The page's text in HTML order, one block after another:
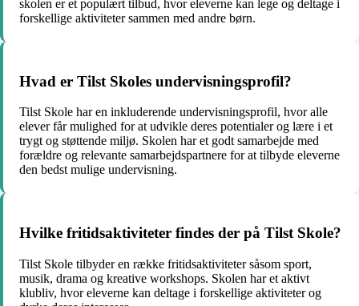
skolen er et populært tilbud, hvor eleverne kan lege og deltage i
forskellige aktiviteter sammen med andre børn.
Hvad er Tilst Skoles undervisningsprofil?
Tilst Skole har en inkluderende undervisningsprofil, hvor alle
elever får mulighed for at udvikle deres potentialer og lære i et
trygt og støttende miljø. Skolen har et godt samarbejde med
forældre og relevante samarbejdspartnere for at tilbyde eleverne
den bedst mulige undervisning.
Hvilke fritidsaktiviteter findes der på Tilst Skole?
Tilst Skole tilbyder en række fritidsaktiviteter såsom sport,
musik, drama og kreative workshops. Skolen har et aktivt
klubliv, hvor eleverne kan deltage i forskellige aktiviteter og